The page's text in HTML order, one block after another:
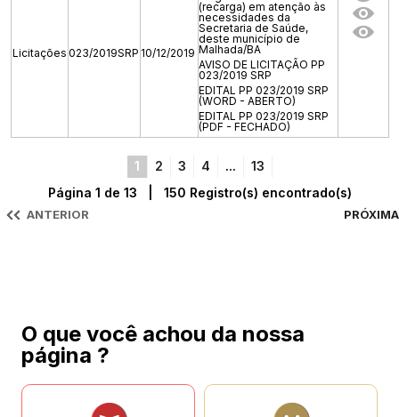
Licitações 023/2019SRP 10/12/2019
(recarga) em atenção às
necessidades da
Secretaria de Saúde,
deste município de
Malhada/BA
AVISO DE LICITAÇÃO PP
023/2019 SRP
EDITAL PP 023/2019 SRP
(WORD - ABERTO)
EDITAL PP 023/2019 SRP
(PDF - FECHADO)
1 2 3 4 ... 13
ANTERIOR
Página 1 de 13 | 150 Registro(s) encontrado(s)
PRÓXIMA
O que você achou da nossa
página ?